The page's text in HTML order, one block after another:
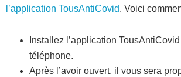
l’application TousAntiCovid. Voici
Installez l’application
téléphone.
Après l’avoir ouvert, il vous sera